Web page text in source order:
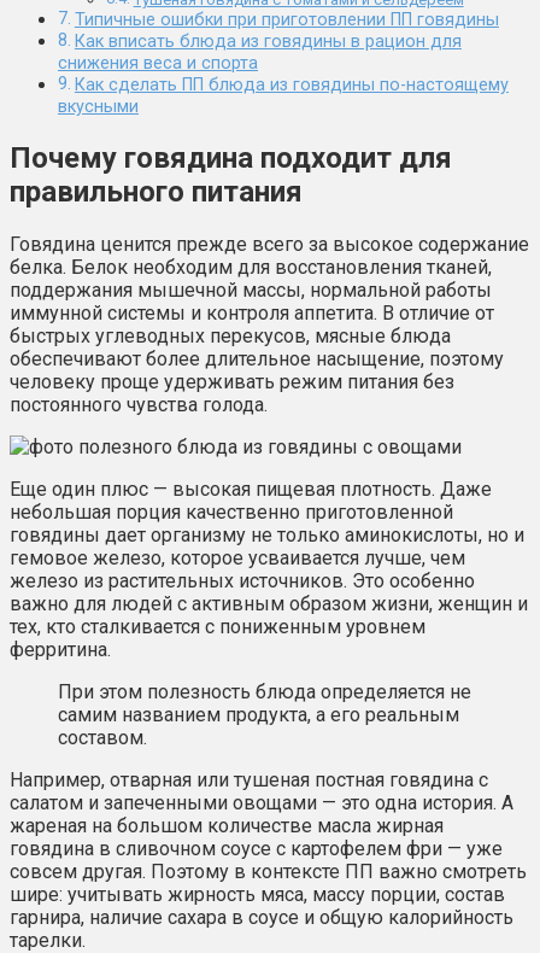
Типичные ошибки при приготовлении ПП говядины
Как вписать блюда из говядины в рацион для
снижения веса и спорта
Как сделать ПП блюда из говядины по-настоящему
вкусными
Почему говядина подходит для
правильного питания
Говядина ценится прежде всего за высокое содержание
белка. Белок необходим для восстановления тканей,
поддержания мышечной массы, нормальной работы
иммунной системы и контроля аппетита. В отличие от
быстрых углеводных перекусов, мясные блюда
обеспечивают более длительное насыщение, поэтому
человеку проще удерживать режим питания без
постоянного чувства голода.
Еще один плюс — высокая пищевая плотность. Даже
небольшая порция качественно приготовленной
говядины дает организму не только аминокислоты, но и
гемовое железо, которое усваивается лучше, чем
железо из растительных источников. Это особенно
важно для людей с активным образом жизни, женщин и
тех, кто сталкивается с пониженным уровнем
ферритина.
При этом полезность блюда определяется не
самим названием продукта, а его реальным
составом.
Например, отварная или тушеная постная говядина с
салатом и запеченными овощами — это одна история. А
жареная на большом количестве масла жирная
говядина в сливочном соусе с картофелем фри — уже
совсем другая. Поэтому в контексте ПП важно смотреть
шире: учитывать жирность мяса, массу порции, состав
гарнира, наличие сахара в соусе и общую калорийность
тарелки.